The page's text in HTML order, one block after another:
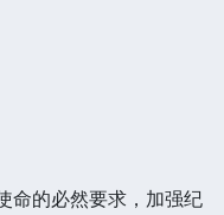
命的必然要求，加强纪